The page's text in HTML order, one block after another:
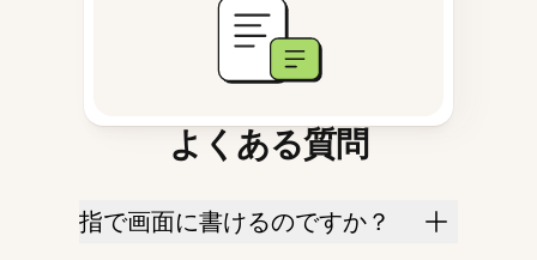
よくある質問
指で画面に書けるのですか？